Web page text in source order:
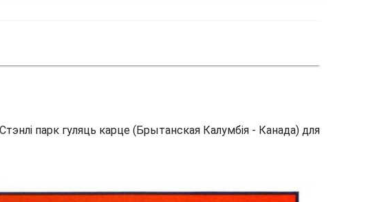
парк гуляць карце (Брытанская Калумбія - Канада) для